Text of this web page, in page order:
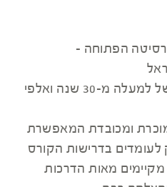
הפתוחה -
- מוניטין מקצועי של למעלה מ-30 שנה ואלפי
ומכובדת המאפשרת
לעומדים בדרישות הקורס
מקיימים מאות הדרכות